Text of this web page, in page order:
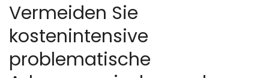
Vermeiden Sie
kostenintensive
problematische